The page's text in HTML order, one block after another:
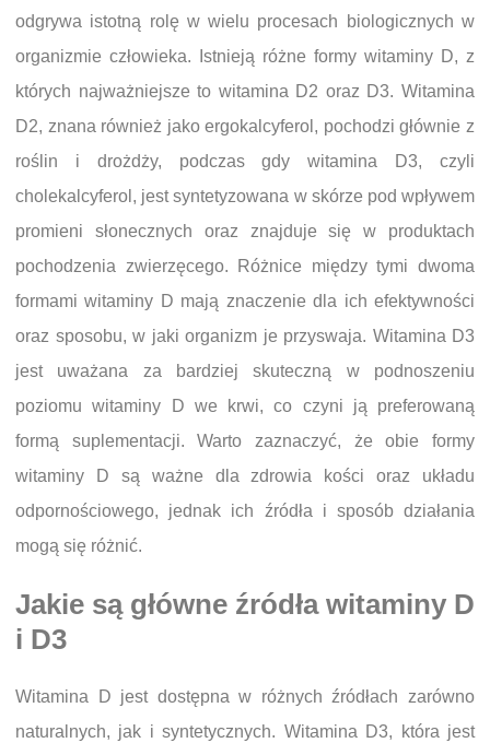
odgrywa istotną rolę w wielu procesach biologicznych w
organizmie człowieka. Istnieją różne formy witaminy D, z
których najważniejsze to witamina D2 oraz D3. Witamina
D2, znana również jako ergokalcyferol, pochodzi głównie z
roślin i drożdży, podczas gdy witamina D3, czyli
cholekalcyferol, jest syntetyzowana w skórze pod wpływem
promieni słonecznych oraz znajduje się w produktach
pochodzenia zwierzęcego. Różnice między tymi dwoma
formami witaminy D mają znaczenie dla ich efektywności
oraz sposobu, w jaki organizm je przyswaja. Witamina D3
jest uważana za bardziej skuteczną w podnoszeniu
poziomu witaminy D we krwi, co czyni ją preferowaną
formą suplementacji. Warto zaznaczyć, że obie formy
witaminy D są ważne dla zdrowia kości oraz układu
odpornościowego, jednak ich źródła i sposób działania
mogą się różnić.
Jakie są główne źródła witaminy D
i D3
Witamina D jest dostępna w różnych źródłach zarówno
naturalnych, jak i syntetycznych. Witamina D3, która jest